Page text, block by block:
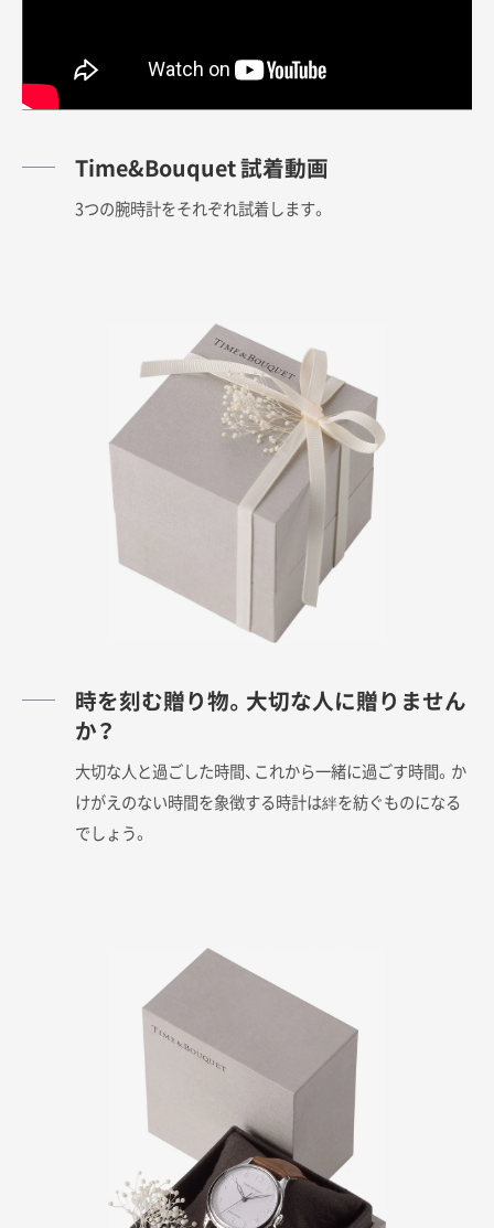
Time&Bouquet 試着動画
3つの腕時計をそれぞれ試着します。
時を刻む贈り物。大切な人に贈りません
か？
大切な人と過ごした時間、これから一緒に過ごす時間。か
けがえのない時間を象徴する時計は絆を紡ぐものになる
でしょう。